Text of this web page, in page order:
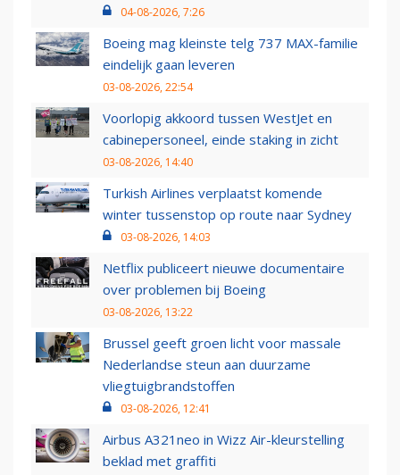
04-08-2026, 7:26
Boeing mag kleinste telg 737 MAX-familie
eindelijk gaan leveren
03-08-2026, 22:54
Voorlopig akkoord tussen WestJet en
cabinepersoneel, einde staking in zicht
03-08-2026, 14:40
Turkish Airlines verplaatst komende
winter tussenstop op route naar Sydney
03-08-2026, 14:03
Netflix publiceert nieuwe documentaire
over problemen bij Boeing
03-08-2026, 13:22
Brussel geeft groen licht voor massale
Nederlandse steun aan duurzame
vliegtuigbrandstoffen
03-08-2026, 12:41
Airbus A321neo in Wizz Air-kleurstelling
beklad met graffiti